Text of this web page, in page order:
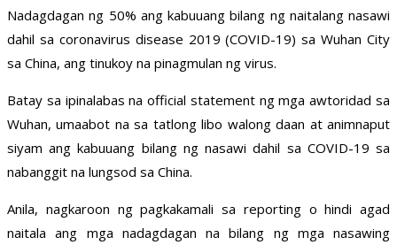
Nadagdagan ng 50% ang kabuuang bilang ng naitalang nasawi
dahil sa coronavirus disease 2019 (COVID-19) sa Wuhan City
sa China, ang tinukoy na pinagmulan ng virus.
Batay sa ipinalabas na official statement ng mga awtoridad sa
Wuhan, umaabot na sa tatlong libo walong daan at animnaput
siyam ang kabuuang bilang ng nasawi dahil sa COVID-19 sa
nabanggit na lungsod sa China.
Anila, nagkaroon ng pagkakamali sa reporting o hindi agad
naitala ang mga nadagdagan na bilang ng mga nasawing